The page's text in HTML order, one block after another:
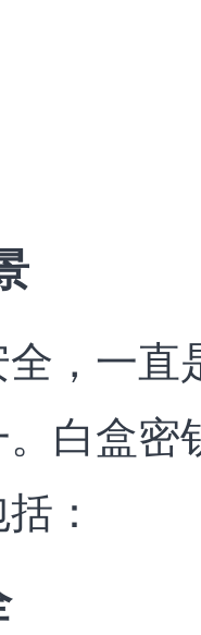
，一直
白盒密
：